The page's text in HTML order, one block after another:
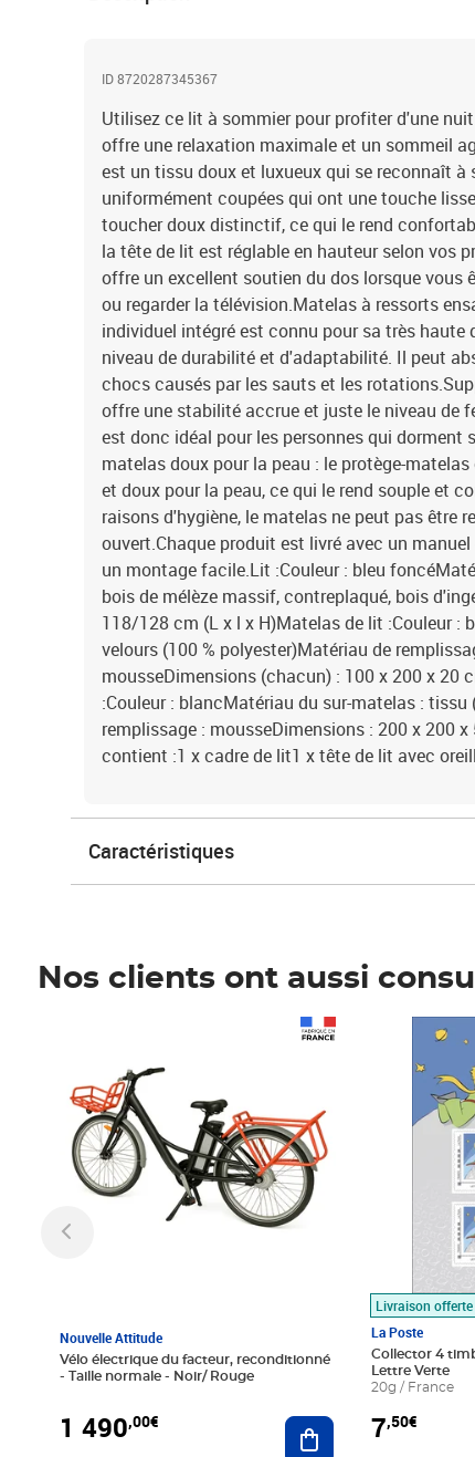
ID 8720287345367
Utilisez ce lit à sommier pour profiter d'une
offre une relaxation maximale et un sommeil
est un tissu doux et luxueux qui se reconnaît à
uniformément coupées qui ont une touche
toucher doux distinctif, ce qui le rend
la tête de lit est réglable en hauteur selon vos
offre un excellent soutien du dos lorsque vous
ou regarder la télévision.Matelas à ressorts
individuel intégré est connu pour sa très
niveau de durabilité et d'adaptabilité. Il peut
chocs causés par les sauts et les
offre une stabilité accrue et juste le niveau de
est donc idéal pour les personnes qui dorment
matelas doux pour la peau : le protège-
et doux pour la peau, ce qui le rend souple et
raisons d'hygiène, le matelas ne peut pas être
ouvert.Chaque produit est livré avec un
un montage facile.Lit :Couleur : bleu
bois de mélèze massif, contreplaqué, bois
118/128 cm (L x l x H)Matelas de lit :Couleur :
velours (100 % polyester)Matériau de
mousseDimensions (chacun) : 100 x 200 x 20
:Couleur : blancMatériau du sur-matelas :
remplissage : mousseDimensions : 200 x 200
contient :1 x cadre de lit1 x tête de lit avec
Caractéristiques
Nos clients ont aussi
Nouvelle Attitude
Vélo électrique du facteur, reconditionné
- Taille normale - Noir/ Rouge
1 490,00€ Ajouter au panier
Livraison offerte
La Poste
Collector 4
Lettre Verte
20g / France
7,50€
Prix 7,50€